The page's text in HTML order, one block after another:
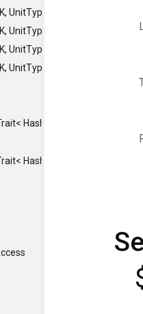
UnitType, ENTRY_HANDLER,
UnitType, ENTRY_HANDLER,
UnitType, ENTRY_HANDLER,
UnitType, ENTRY_HANDLER,
HashMap< K_TO, V_TO >,
HashSet< TO >, HashSet<